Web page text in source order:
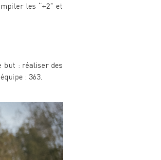
les “+2” et
but : réaliser des
: 363.